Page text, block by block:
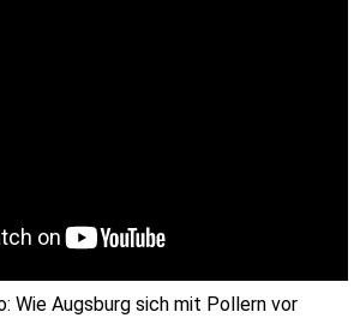
Wie Augsburg sich mit Pollern vor